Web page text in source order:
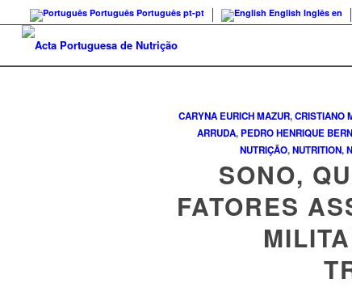
Português Português pt-pt English Inglês en
CARYNA EURICH MAZUR,CRISTIANO
ARRUDA,PEDRO HENRIQUE
NUTRIÇÃO,NUTRITION,
SONO,
FATORES